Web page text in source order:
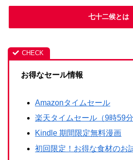
七十二候とは
お得なセール情報
Amazonタイムセール
楽天タイムセール（9時59分
Kindle 期間限定無料漫画
初回限定！お得な食材のお